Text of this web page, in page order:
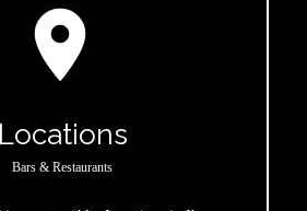
location_on
Locations
Bars & Restaurants